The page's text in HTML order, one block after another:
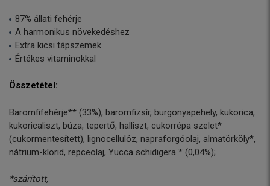
87% állati fehérje
A harmonikus növekedéshez
Extra kicsi tápszemek
Értékes vitaminokkal
Összetétel:
Baromfifehérje** (33%), baromfizsír, burgonyapehely, kukorica,
kukoricaliszt, búza, tepertő, halliszt, cukorrépa szelet*
(cukormentesített), lignocellulóz, napraforgóolaj, almatörköly*,
nátrium-klorid, repceolaj, Yucca schidigera * (0,04%);
*szárított,